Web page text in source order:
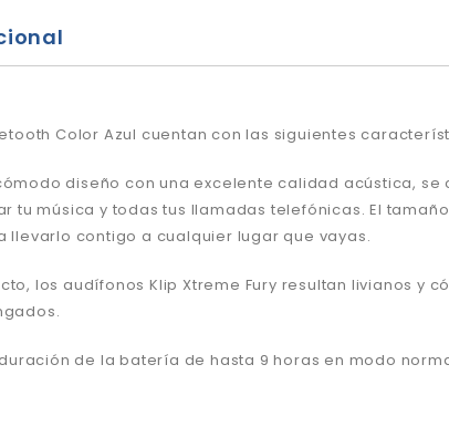
Color Azul cuentan con las siguientes
diseño con una excelente calidad acústica,
tu música y todas tus llamadas telefónicas. El
contigo a cualquier lugar que vayas.
los audífonos Klip Xtreme Fury resultan livianos
de la batería de hasta 9 horas en modo